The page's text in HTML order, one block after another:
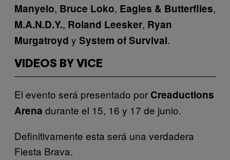
Manyelo, Bruce Loko, Eagles & Butterflies,
M.A.N.D.Y., Roland Leesker, Ryan
Murgatroyd y System of Survival.
VIDEOS BY VICE
El evento será presentado por Creaductions
Arena durante el 15, 16 y 17 de junio.
Definitivamente esta será una verdadera
Fiesta Brava.